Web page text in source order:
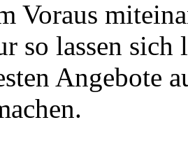
Voraus
so lassen sich
Angebote